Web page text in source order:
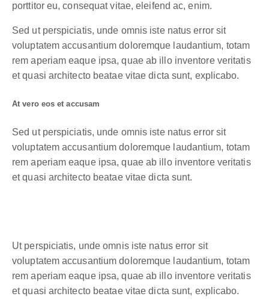
porttitor eu, consequat vitae, eleifend ac, enim.
Sed ut perspiciatis, unde omnis iste natus error sit
voluptatem accusantium doloremque laudantium, totam
rem aperiam eaque ipsa, quae ab illo inventore veritatis
et quasi architecto beatae vitae dicta sunt, explicabo.
At vero eos et accusam
Sed ut perspiciatis, unde omnis iste natus error sit
voluptatem accusantium doloremque laudantium, totam
rem aperiam eaque ipsa, quae ab illo inventore veritatis
et quasi architecto beatae vitae dicta sunt.
Ut perspiciatis, unde omnis iste natus error sit
voluptatem accusantium doloremque laudantium, totam
rem aperiam eaque ipsa, quae ab illo inventore veritatis
et quasi architecto beatae vitae dicta sunt, explicabo.